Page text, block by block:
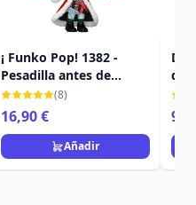
¡ Funko Pop! 1382 -
Pesadilla antes de
navidad 30 - Sally
(8)
16,90 €
Añadir
de